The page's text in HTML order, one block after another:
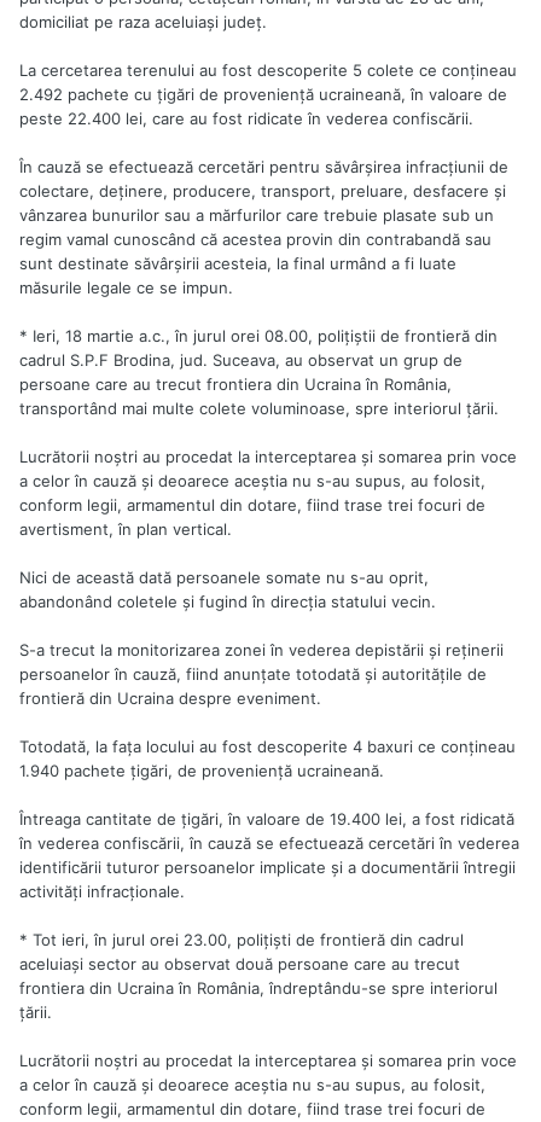
domiciliat pe raza aceluiaşi judeţ.
La cercetarea terenului au fost descoperite 5 colete ce conţineau
2.492 pachete cu ţigări de provenienţă ucraineană, în valoare de
peste 22.400 lei, care au fost ridicate în vederea confiscării.
În cauză se efectuează cercetări pentru săvârşirea infracţiunii de
colectare, deţinere, producere, transport, preluare, desfacere şi
vânzarea bunurilor sau a mărfurilor care trebuie plasate sub un
regim vamal cunoscând că acestea provin din contrabandă sau
sunt destinate săvârşirii acesteia, la final urmând a fi luate
măsurile legale ce se impun.
* Ieri, 18 martie a.c., în jurul orei 08.00, poliţiştii de frontieră din
cadrul S.P.F Brodina, jud. Suceava, au observat un grup de
persoane care au trecut frontiera din Ucraina în România,
transportând mai multe colete voluminoase, spre interiorul ţării.
Lucrătorii noştri au procedat la interceptarea şi somarea prin voce
a celor în cauză şi deoarece aceştia nu s-au supus, au folosit,
conform legii, armamentul din dotare, fiind trase trei focuri de
avertisment, în plan vertical.
Nici de această dată persoanele somate nu s-au oprit,
abandonând coletele şi fugind în direcţia statului vecin.
S-a trecut la monitorizarea zonei în vederea depistării şi reţinerii
persoanelor în cauză, fiind anunţate totodată şi autorităţile de
frontieră din Ucraina despre eveniment.
Totodată, la faţa locului au fost descoperite 4 baxuri ce conţineau
1.940 pachete ţigări, de provenienţă ucraineană.
Întreaga cantitate de ţigări, în valoare de 19.400 lei, a fost ridicată
în vederea confiscării, în cauză se efectuează cercetări în vederea
identificării tuturor persoanelor implicate şi a documentării întregii
activităţi infracţionale.
* Tot ieri, în jurul orei 23.00, poliţişti de frontieră din cadrul
aceluiaşi sector au observat două persoane care au trecut
frontiera din Ucraina în România, îndreptându-se spre interiorul
ţării.
Lucrătorii noştri au procedat la interceptarea şi somarea prin voce
a celor în cauză şi deoarece aceştia nu s-au supus, au folosit,
conform legii, armamentul din dotare, fiind trase trei focuri de